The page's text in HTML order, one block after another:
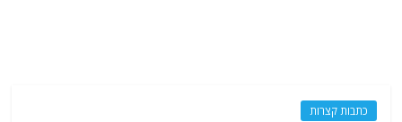
כתבות קצרות